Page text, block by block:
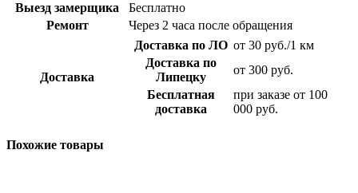
Выезд замерщика
Бесплатно
Ремонт
Через 2 часа после обращения
Доставка
Доставка по ЛО от 30 руб./1 км
Доставка по
Липецку
от 300 руб.
Бесплатная
доставка
при заказе от 100
000 руб.
Похожие товары